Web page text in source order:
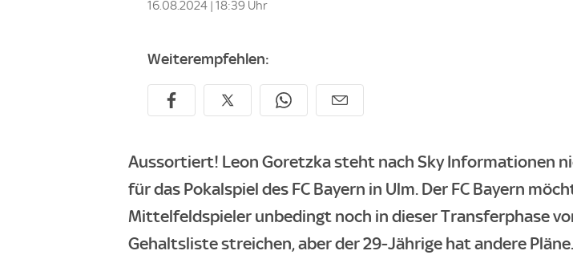
16.08.2024 | 18:39 Uhr
Weiterempfehlen:
Aussortiert! Leon Goretzka steht nach Sky Informationen
für das Pokalspiel des FC Bayern in Ulm. Der FC Bayern
Mittelfeldspieler unbedingt noch in dieser Transferphase
Gehaltsliste streichen, aber der 29-Jährige hat andere Pläne.